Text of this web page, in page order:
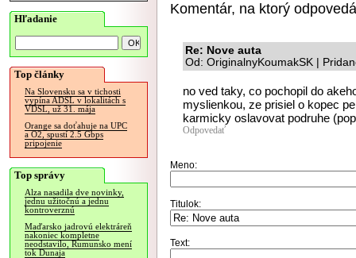
Hľadanie
Top články
Na Slovensku sa v tichosti
vypína ADSL v lokalitách s
VDSL, už 31. mája
Orange sa doťahuje na UPC
a O2, spustí 2.5 Gbps
pripojenie
Top správy
Alza nasadila dve novinky,
jednu užitočnú a jednu
kontroverznú
Maďarsko jadrovú elektráreň
nakoniec kompletne
neodstavilo, Rumunsko mení
tok Dunaja
Komentár, na ktorý
Re: Nove auta
Od: OriginalnyKoumakSK |
no ved taky, co pochopil do
myslienkou, ze prisiel o kopec
karmicky oslavovat podruhe
Odpovedať
Meno:
Titulok:
Text: